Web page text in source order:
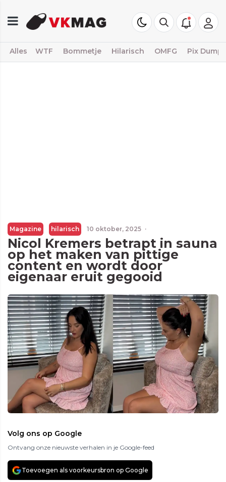
Alles WTF Bommetje Hilarisch OMFG Pix Dump
Magazine hilarisch 10 oktober, 2025 ·
Nicol Kremers betrapt in sauna
op het maken van pittige
content en wordt door
eigenaar eruit gegooid
Volg ons op Google
Ontvang onze nieuwste verhalen in je Google-feed
Toevoegen als voorkeursbron op Google